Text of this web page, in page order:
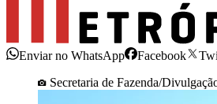
Enviar no WhatsApp Facebook
Secretaria de Fazenda/